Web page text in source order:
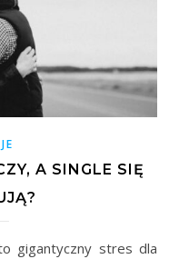
A SINGLE SIĘ
gigantyczny stres dla